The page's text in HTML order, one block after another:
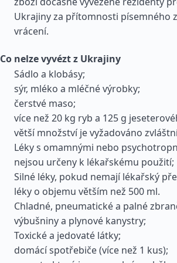
Ukrajiny za přítomnosti písemného
vrácení.
Co nelze vyvézt z Ukrajiny
Sádlo a klobásy;
sýr, mléko a mléčné výrobky;
čerstvé maso;
více než 20 kg ryb a 125 g
větší množství je vyžadováno
Léky s omamnými nebo
nejsou určeny k lékařskému použití;
Silné léky, pokud nemají lékařský
léky o objemu větším než 500 ml.
Chladné, pneumatické a palné
výbušniny a plynové kanystry;
Toxické a jedovaté látky;
domácí spotřebiče (více než 1 kus);